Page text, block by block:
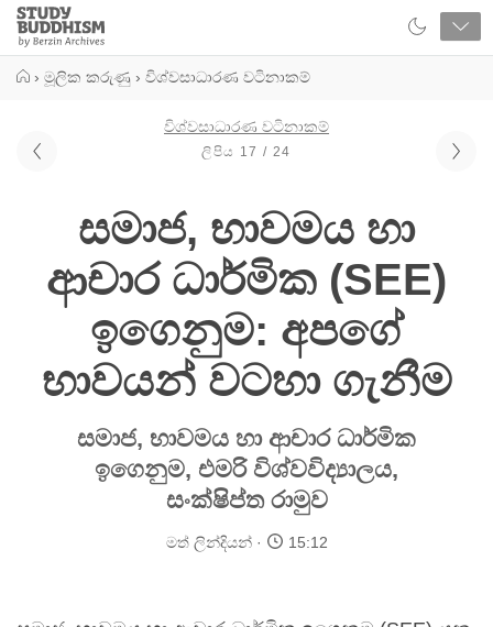
Close
Study
Buddhism
› මූලික කරුණු › විශ්වසාධාරණ වටිනාකම්
විශ්වසාධාරණ වටිනාකම්
ලිපිය 17 / 24
සමාජ, භාවමය හා
ආචාර ධාර්මික (SEE)
ඉගෙනුම: අපගේ
භාවයන් වටහා ගැනීම
සමාජ, භාවමය හා ආචාර ධාර්මික
ඉගෙනුම, එමරි විශ්වවිද්‍යාලය,
සංක්ෂිප්ත රාමුව
මත් ලින්දියන් 15:12